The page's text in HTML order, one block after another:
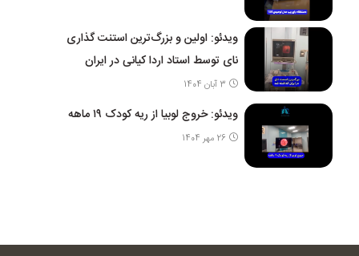
ویدئو: اولین و بزرگ‌ترین استنت گذاری
نای توسط استاد اردا کیانی در ایران
3 آبان 1404
ویدئو: خروج لوبیا از ریه کودک ۱۹ ماهه
26 مهر 1404